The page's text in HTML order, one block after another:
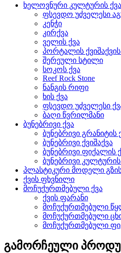
ხელოვნური კულტურის ქვა
ფსევდო უძველესი
კენჭი
კირქვა
ველის ქვა
პორტალის
შერეული სტილი
სოკოს ქვა
Reef Rock Stone
ნანგის რიფი
ხის ქვა
ფსევდო უძველესი
ბაღი წვრილმანი
ბუნებრივი ქვა
ბუნებრივი გრანიტის
ბუნებრივი ქვიშაქვა
ბუნებრივი ფიქალის
ბუნებრივი კულტურის
პლასტიკური მოდელი
ქვის ფხვნილი
მოჩუქურთმებული ქვა
ქვის ფარანი
მოჩუქურთმებული
მოჩუქურთმებული
მოჩუქურთმებული
გამორჩეული